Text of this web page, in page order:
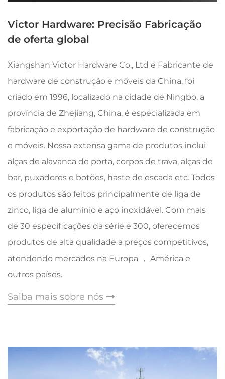
Victor Hardware: Precisão Fabricação
de oferta global
Xiangshan Victor Hardware Co., Ltd é Fabricante de
hardware de construção e móveis da China, foi
criado em 1996, localizado na cidade de Ningbo, a
província de Zhejiang, China, é especializada em
fabricação e exportação de hardware de construção
e móveis. Nossa extensa gama de produtos inclui
alças de alavanca de porta, corpos de trava, alças de
bar, puxadores e botões, haste de escada etc. Todos
os produtos são feitos principalmente de liga de
zinco, liga de alumínio e aço inoxidável. Com mais
de 30 especificações da série e 300, oferecemos
produtos de alta qualidade a preços competitivos,
atendendo mercados na Europa ， América e
outros países.
Saiba mais sobre nós